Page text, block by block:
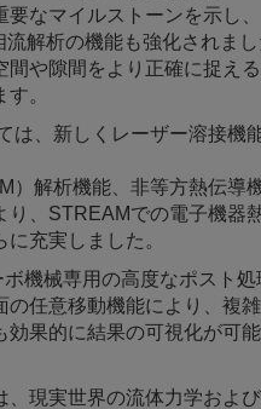
要なマイルストーンを示し
流解析の機能も強化されま
間や隙間をより正確に捉え
。
は、新しくレーザー溶接機
）解析機能、非等方熱伝導
り、STREAMでの電子機器
充実しました。
ボ機械専用の高度なポスト
の任意移動機能により、複
効果的に結果の可視化が可
、現実世界の流体力学およ